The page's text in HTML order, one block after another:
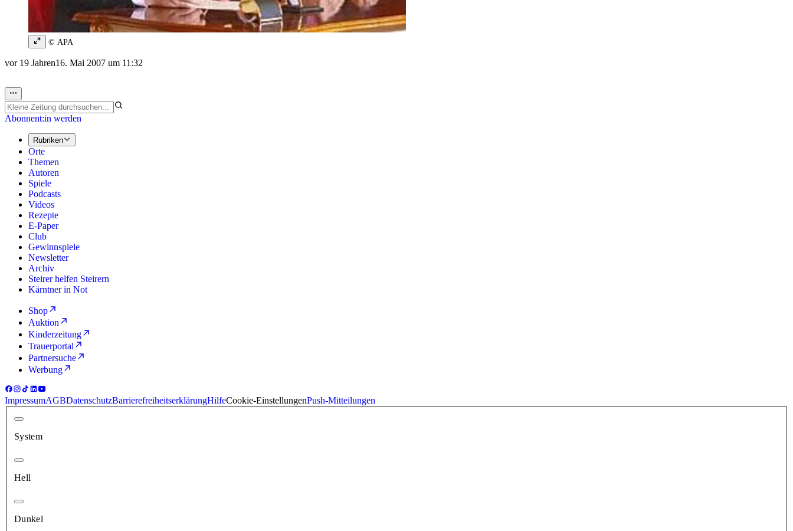
© APA
vor 19 Jahren16. Mai 2007 um 11:32
Abonnent:in werden
Rubriken
Orte
Themen
Autoren
Spiele
Podcasts
Videos
Rezepte
E-Paper
Club
Gewinnspiele
Newsletter
Archiv
Steirer helfen Steirern
Kärntner in Not
Shop
Auktion
Kinderzeitung
Trauerportal
Partnersuche
Werbung
ImpressumAGBDatenschutzBarrierefreiheitserklärungHilfeCookie-EinstellungenPush-Mitteilungen
System
Hell
Dunkel